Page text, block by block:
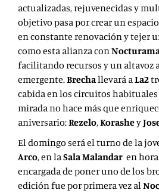
actualizadas, rejuvenecidas y
objetivo pasa por crear un
en constante renovación y tejer
como esta alianza con
facilitando recursos y un altavoz
emergente.Brechallevará aLa2
cabida en los circuitos
mirada no hace más que
aniversario:Rezelo,Korashey
El domingo será el turno de la
Arco, en laSala Malandar en
encargada de poner uno de los
edición fue por primera vez al